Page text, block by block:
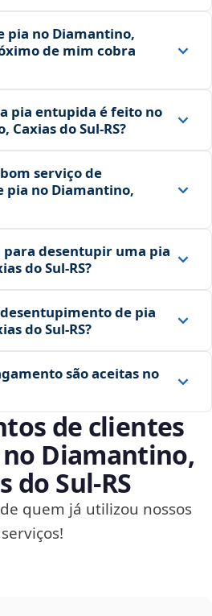
pia no Diamantino,
de mim cobra
pia entupida é feito no
do Sul‑RS?
serviço de
pia no Diamantino,
desentupir uma pia
do Sul‑RS?
de pia
do Sul‑RS?
são aceitas no
de clientes
Diamantino,
do Sul‑RS
quem já utilizou nossos
serviços!